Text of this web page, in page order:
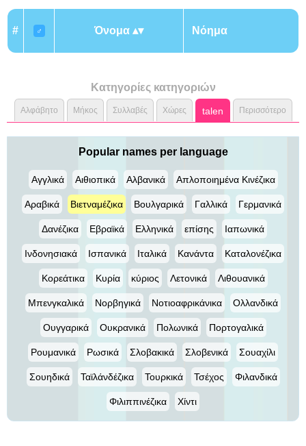
# ♂ Όνομα Νόημα
Κατηγορίες κατηγοριών
Αλφάβητο Μήκος Συλλαβές Χώρες talen Περισσότερο
Popular names per language
Αγγλικά Αιθιοπικά Αλβανικά Απλοποιημένα Κινέζικα
Αραβικά Βιετναμέζικα Βουλγαρικά Γαλλικά Γερμανικά
Δανέζικα Εβραϊκά Ελληνικά επίσης Ιαπωνικά
Ινδονησιακά Ισπανικά Ιταλικά Κανάντα Καταλονέζικα
Κορεάτικα Κυρία κύριος Λετονικά Λιθουανικά
Μπενγκαλικά Νορβηγικά Νοτιοαφρικάνικα Ολλανδικά
Ουγγαρικά Ουκρανικά Πολωνικά Πορτογαλικά
Ρουμανικά Ρωσικά Σλοβακικά Σλοβενικά Σουαχίλι
Σουηδικά Ταϊλάνδέζικα Τουρκικά Τσέχος Φιλανδικά
Φιλιππινέζικα Χίντι